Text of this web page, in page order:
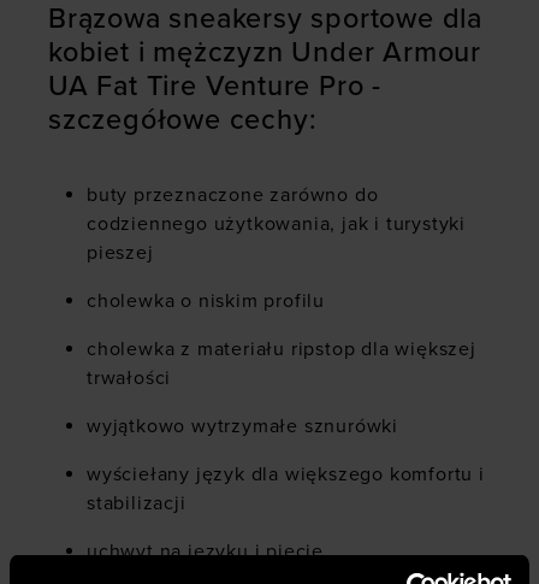
Brązowa sneakersy sportowe dla
kobiet i mężczyzn Under Armour
UA Fat Tire Venture Pro -
szczegółowe cechy:
buty przeznaczone zarówno do
codziennego użytkowania, jak i turystyki
pieszej
cholewka o niskim profilu
cholewka z materiału ripstop dla większej
trwałości
wyjątkowo wytrzymałe sznurówki
wyściełany język dla większego komfortu i
stabilizacji
uchwyt na języku i pięcie